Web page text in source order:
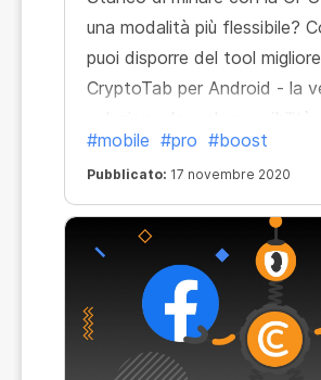
una modalità più flessibile?
puoi disporre del tool
CryptoTab per Android - la
soluzione, la reale possibilità
accrescere la quantità di
puoi guadagnare. Non solo ti
dedicarti a questa attività
in giro; vivrai anche
navigazione al top - e
profitti! Il prodotto è in
aggiornamento e
consentirti di rimanere al
#mobile #pro #boost
Pubblicato: 17 novembre 2020